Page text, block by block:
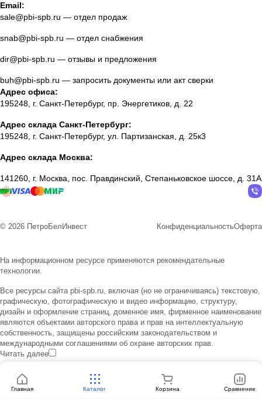
Email:
sale@pbi-spb.ru — отдел продаж
snab@pbi-spb.ru — отдел снабжения
dir@pbi-spb.ru — отзывы и предложения
buh@pbi-spb.ru — запросить документы или акт сверки
Адрес офиса:
195248, г. Санкт-Петербург, пр. Энергетиков, д. 22
Адрес склада Санкт-Петербург:
195248, г. Санкт-Петербург, ул. Партизанская, д. 25к3
Адрес склада Москва:
141260, г. Москва, пос. Правдинский, Степаньковское шоссе, д. 31А
© 2026 ПетроБелИнвест КонфиденциальностьОферта
На информационном ресурсе применяются рекомендательные
технологии.
Все ресурсы сайта pbi-spb.ru, включая (но не ограничиваясь) текстовую,
графическую, фотографическую и видео информацию, структуру,
дизайн и оформление страниц, доменное имя, фирменное наименование
являются объектами авторского права и прав на интеллектуальную
собственность, защищены российским законодательством и
международными соглашениями об охране авторских прав.
Читать далее
Главная Каталог Корзина Сравнение